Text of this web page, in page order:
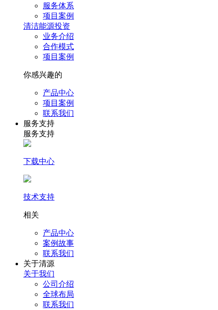
服务体系
项目案例
清洁能源投资
业务介绍
合作模式
项目案例
你感兴趣的
产品中心
项目案例
联系我们
服务⽀持
服务支持
下载中心
技术支持
相关
产品中心
案例故事
联系我们
关于清源
关于我们
公司介绍
全球布局
联系我们